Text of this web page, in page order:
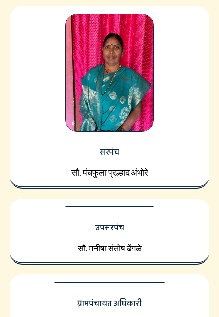
सरपंच
सौ. पंचफुला प्रल्हाद अंभोरे
उपसरपंच
सौ. मनीषा संतोष ढेंगळे
ग्रामपंचायत अधिकारी